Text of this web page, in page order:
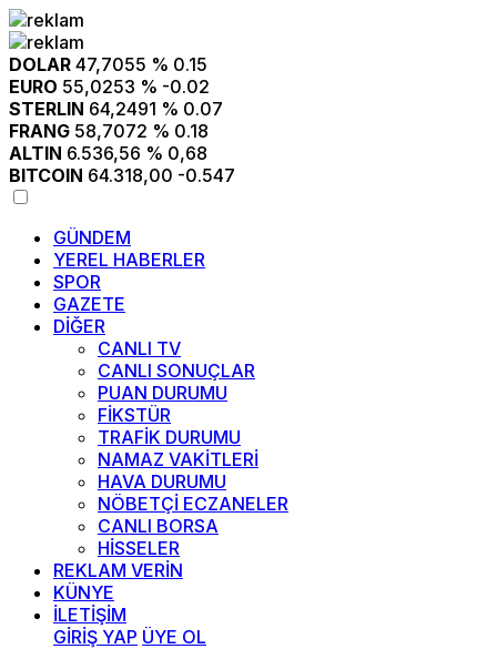
DOLAR 47,7055 % 0.15
EURO 55,0253 % -0.02
STERLIN 64,2491 % 0.07
FRANG 58,7072 % 0.18
ALTIN 6.536,56 % 0,68
BITCOIN 64.318,00 -0.547
GÜNDEM
YEREL HABERLER
SPOR
GAZETE
DİĞER
CANLI TV
CANLI SONUÇLAR
PUAN DURUMU
FİKSTÜR
TRAFİK DURUMU
NAMAZ VAKİTLERİ
HAVA DURUMU
NÖBETÇİ ECZANELER
CANLI BORSA
HİSSELER
REKLAM VERİN
KÜNYE
İLETİŞİM
GİRİŞ YAP ÜYE OL